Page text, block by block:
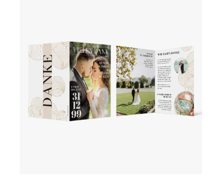
Die Gestaltung der Einladungskarte reflektiert Ihre
individuelle Geschichte. Das Hauptbild auf der Vorderseite
und das Detailbild im Inneren sind perfekt geeignet, um
die Höhepunkte Ihrer 25-jährigen Reise zu illustrieren. Sie
können die Farbgebung im Designer auswählen (z.B.
Weiße oder Schwarze Texte). Ihr Bild auf dem Cover sollte
möglichst hochaufgelöst und Scharf sein, da es ziemlich